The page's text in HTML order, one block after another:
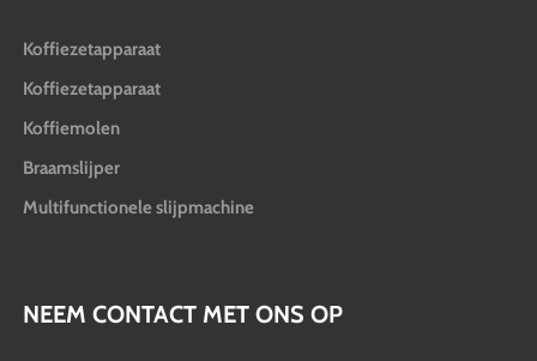
Koffiezetapparaat
Koffiezetapparaat
Koffiemolen
Braamslijper
Multifunctionele slijpmachine
NEEM CONTACT MET ONS OP